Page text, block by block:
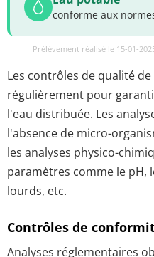
conforme aux
Prélèvement réalisé le 15-01-
Les contrôles de qualité
régulièrement pour
l'eau distribuée. Les
l'absence de micro-
les analyses physico-
paramètres comme le pH,
lourds, etc.
Contrôles de
Analyses réglementaires